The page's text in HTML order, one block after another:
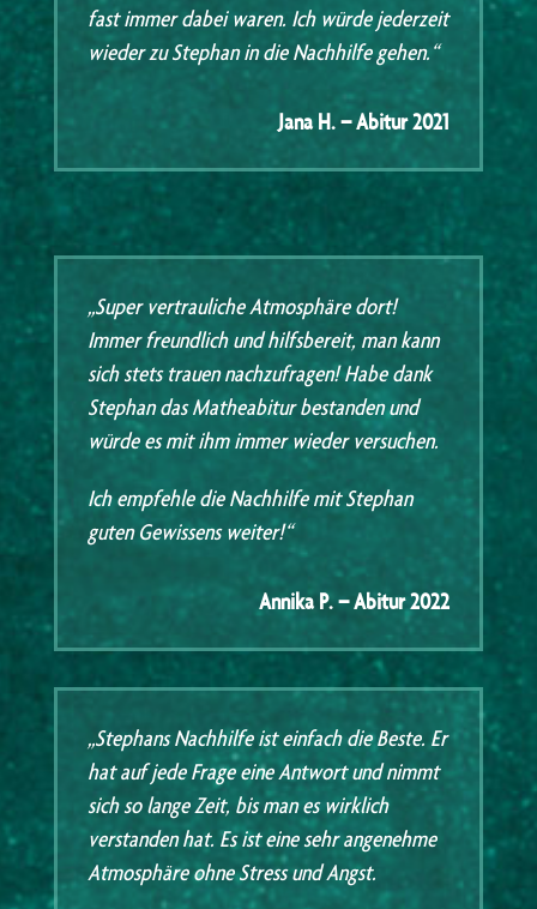
fast immer dabei waren. Ich würde jederzeit
wieder zu Stephan in die Nachhilfe gehen.“
Jana H. – Abitur 2021
„Super vertrauliche Atmosphäre dort!
Immer freundlich und hilfsbereit, man kann
sich stets trauen nachzufragen! Habe dank
Stephan das Matheabitur bestanden und
würde es mit ihm immer wieder versuchen.
Ich empfehle die Nachhilfe mit Stephan
guten Gewissens weiter!“
Annika P. – Abitur 2022
„Stephans Nachhilfe ist einfach die Beste. Er
hat auf jede Frage eine Antwort und nimmt
sich so lange Zeit, bis man es wirklich
verstanden hat. Es ist eine sehr angenehme
Atmosphäre ohne Stress und Angst.